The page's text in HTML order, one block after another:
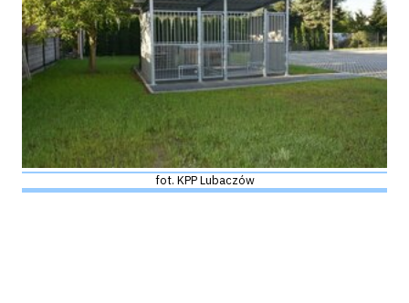
fot. KPP Lubaczów